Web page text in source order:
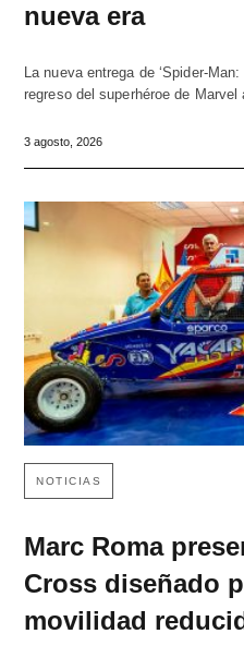
nueva era
La nueva entrega de ‘Spider-
regreso del superhéroe de
3 agosto, 2026
NOTICIAS
Marc Roma
Cross diseñado
movilidad